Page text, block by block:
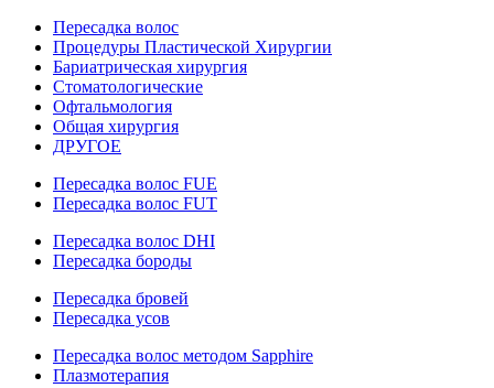
Пересадка волос
Процедуры Пластической Хирургии
Бариатрическая хирургия
Стоматологические
Офтальмология
Общая хирургия
ДРУГОЕ
Пересадка волос FUE
Пересадка волос FUT
Пересадка волос DHI
Пересадка бороды
Пересадка бровей
Пересадка усов
Пересадка волос методом Sapphire
Плазмотерапия